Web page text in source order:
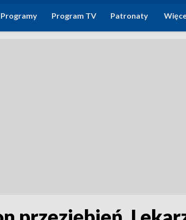
Programy Program TV Patronaty